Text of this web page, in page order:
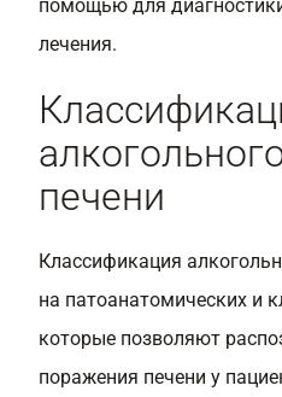
помощью для
лечения.
печени
Классификация
на патоанатомических и
которые позволяют
поражения печени у